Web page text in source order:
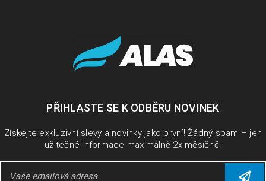
PŘIHLASTE SE K ODBĚRU NOVINEK
Získejte exkluzivní slevy a novinky jako první! Žádný spam – jen
užitečné informace maximálně 2x měsíčně.